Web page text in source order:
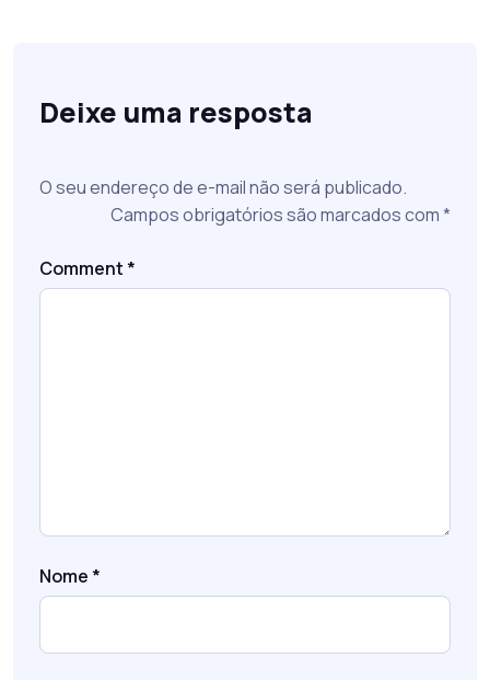
Deixe uma resposta
O seu endereço de e-mail não será publicado.
Campos obrigatórios são marcados com*
Comment *
Nome *